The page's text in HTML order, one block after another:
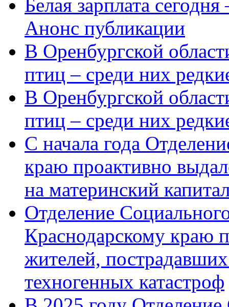
Белая зарплата
Анонс публикации
В Оренбургской
птиц – среди них
В Оренбургской
птиц – среди них
С начала года
краю проактивно
на материнский
Отделение
Краснодарскому краю
жителей,
техногенных катастроф